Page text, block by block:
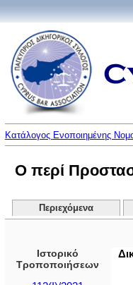
Κατάλογος Ενοποιημένης
Ο περί
Περιεχόμενα
Ιστορικό
Τροποποιήσεων